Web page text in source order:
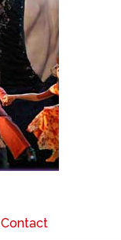
Contact